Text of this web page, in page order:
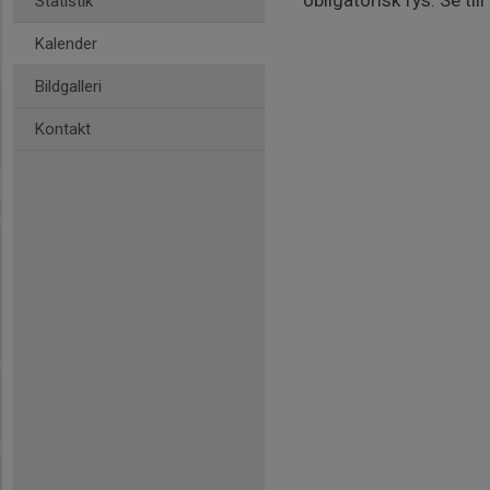
Kalender
Bildgalleri
Kontakt